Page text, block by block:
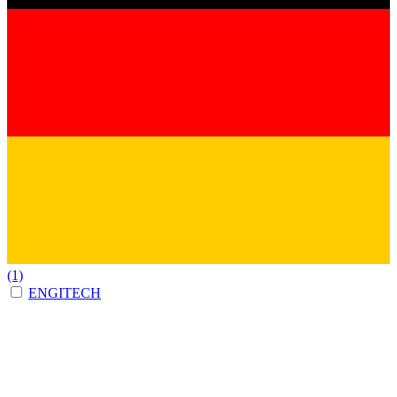
(1)
ENGITECH